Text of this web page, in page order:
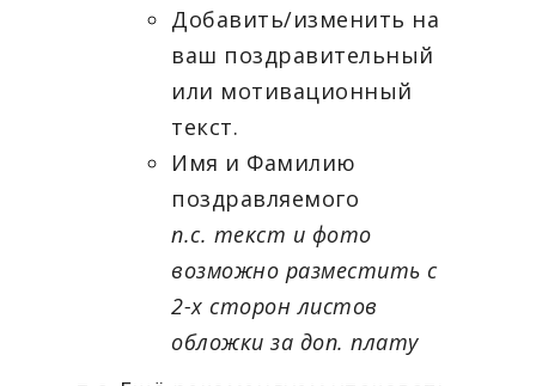
Добавить/изменить на
ваш поздравительный
или мотивационный
текст.
Имя и Фамилию
поздравляемого
п.с. текст и фото
возможно разместить с
2-х сторон листов
обложки за доп. плату